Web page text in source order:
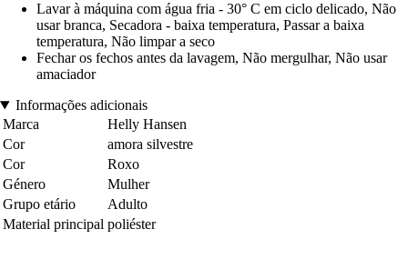
Lavar à máquina com água fria - 30° C em ciclo delicado, Não
usar branca, Secadora - baixa temperatura, Passar a baixa
temperatura, Não limpar a seco
Fechar os fechos antes da lavagem, Não mergulhar, Não usar
amaciador
Informações adicionais
Marca
Helly Hansen
Cor
amora silvestre
Cor
Roxo
Género
Mulher
Grupo etário
Adulto
Material principal poliéster